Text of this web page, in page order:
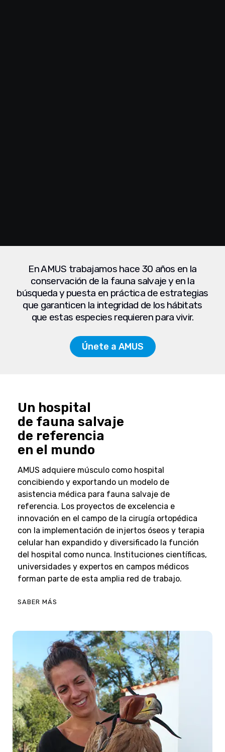
En AMUS trabajamos hace 30 años en la
conservación de la fauna salvaje y en la
búsqueda y puesta en práctica de estrategias
que garanticen la integridad de los hábitats
que estas especies requieren para vivir.
Únete a AMUS
Un hospital
de fauna salvaje
de referencia
en el mundo
AMUS adquiere músculo como hospital
concibiendo y exportando un modelo de
asistencia médica para fauna salvaje de
referencia. Los proyectos de excelencia e
innovación en el campo de la cirugía ortopédica
con la implementación de injertos óseos y terapia
celular han expandido y diversificado la función
del hospital como nunca. Instituciones científicas,
universidades y expertos en campos médicos
forman parte de esta amplia red de trabajo.
SABER MÁS